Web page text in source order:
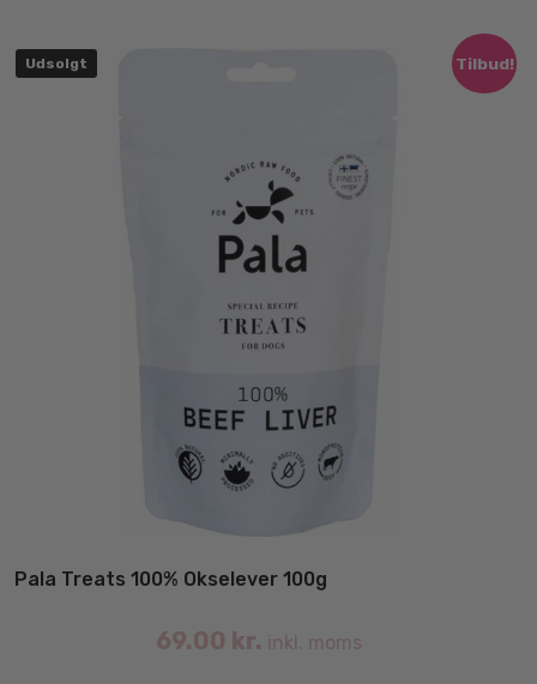
Tilbud!
Udsolgt
Pala Treats 100% Okselever 100g
69.00 kr. inkl. moms